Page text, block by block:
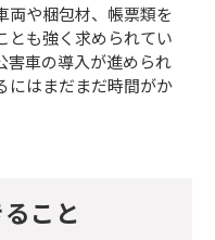
両や梱包材、帳票類を
とも強く求められてい
害車の導入が進められ
にはまだまだ時間がか
こと